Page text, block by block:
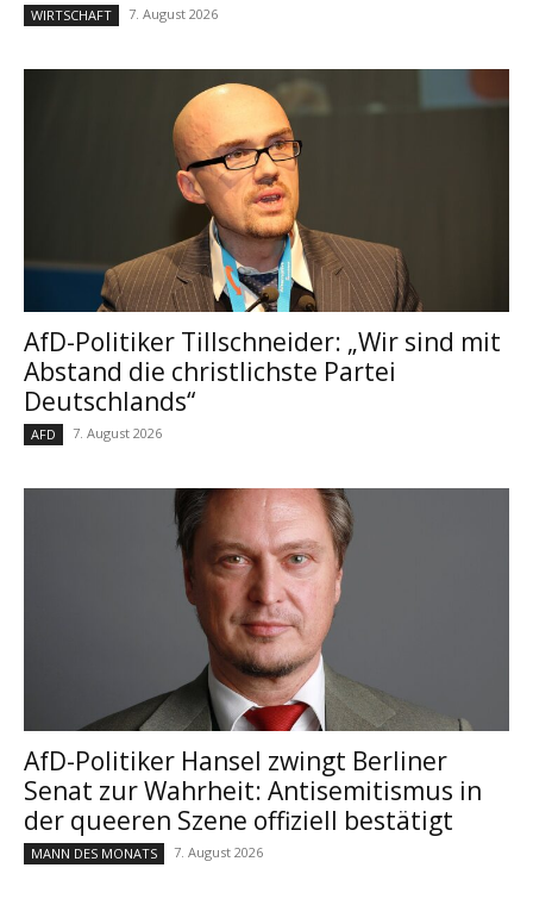
WIRTSCHAFT 7. August 2026
AfD-Politiker Tillschneider: „Wir sind mit
Abstand die christlichste Partei
Deutschlands“
AFD 7. August 2026
AfD-Politiker Hansel zwingt Berliner
Senat zur Wahrheit: Antisemitismus in
der queeren Szene offiziell bestätigt
MANN DES MONATS 7. August 2026